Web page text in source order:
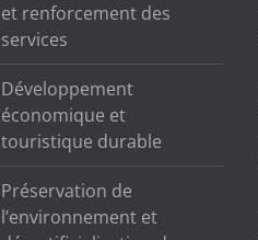
et renforcement des
services
Développement
économique et
touristique durable
Préservation de
l’environnement et